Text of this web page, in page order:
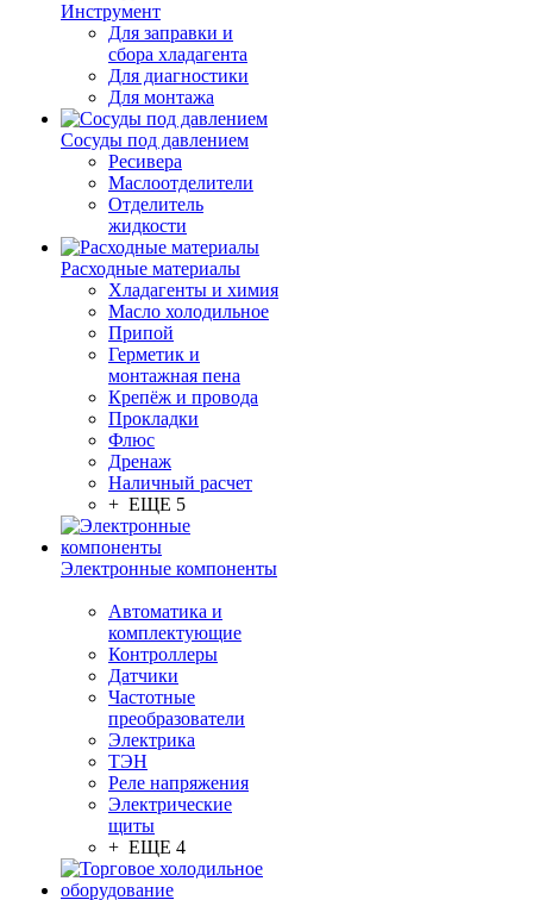
Инструмент
Для заправки и
сбора хладагента
Для диагностики
Для монтажа
Сосуды под давлением
Ресивера
Маслоотделители
Отделитель
жидкости
Расходные материалы
Хладагенты и химия
Масло холодильное
Припой
Герметик и
монтажная пена
Крепёж и провода
Прокладки
Флюс
Дренаж
Наличный расчет
+ ЕЩЕ 5
Электронные компоненты
Автоматика и
комплектующие
Контроллеры
Датчики
Частотные
преобразователи
Электрика
ТЭН
Реле напряжения
Электрические
щиты
+ ЕЩЕ 4